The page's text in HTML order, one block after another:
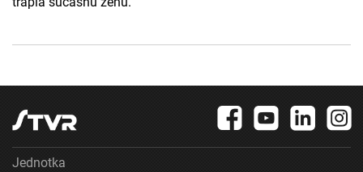
Jednotka